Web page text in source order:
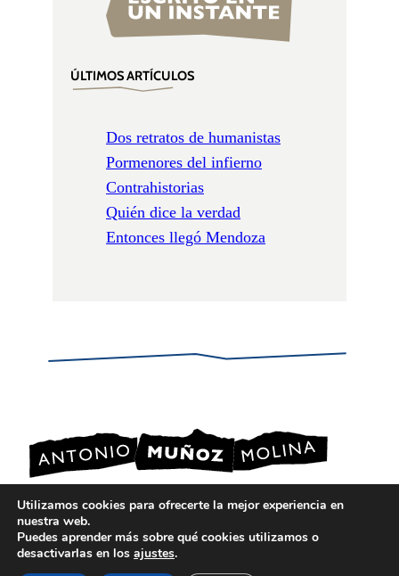
ÚLTIMOS ARTÍCULOS
Dos retratos de humanistas
Pormenores del infierno
Contrahistorias
Quién dice la verdad
Entonces llegó Mendoza
POLÍTICA DE COOKIES
AVISO LEGAL
Utilizamos cookies para ofrecerte la mejor experiencia en
nuestra web.
Puedes aprender más sobre qué cookies utilizamos o
desactivarlas en los ajustes.